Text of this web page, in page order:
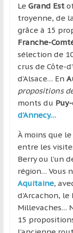
région
Le Grand Est
troyenne, de
grâce à 15
Franche-
sélection de
crus de Côte-
d’Alsace… En
propositions
monts du
d’Annecy…
À moins que le
entre les
Berry ou l’un
région… Vous
Aquitaine,
d’Arcachon,
Millevaches…
15